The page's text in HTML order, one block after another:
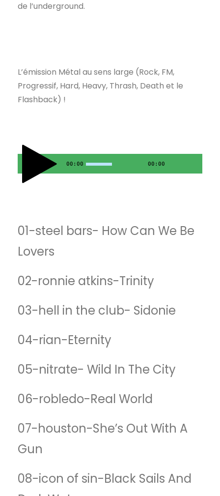
de l’underground.
L’émission Métal au sens large (Rock, FM,
Progressif, Hard, Heavy, Thrash, Death et le
Flashback) !
00:00 00:00
01-steel bars- How Can We Be
Lovers
02-ronnie atkins-Trinity
03-hell in the club- Sidonie
04-rian-Eternity
05-nitrate- Wild In The City
06-robledo-Real World
07-houston-She’s Out With A
Gun
08-icon of sin-Black Sails And